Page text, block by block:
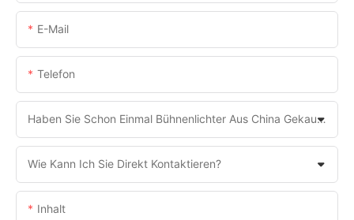
E-Mail
Telefon
Haben Sie Schon Einmal Bühnenlichter Aus China Gekauft?
Wie Kann Ich Sie Direkt Kontaktieren?
Inhalt